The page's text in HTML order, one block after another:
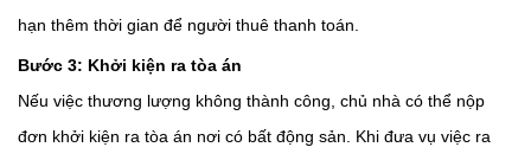
hạn thêm thời gian để người thuê thanh toán.
Bước 3: Khởi kiện ra tòa án
Nếu việc thương lượng không thành công, chủ nhà có thể nộp
đơn khởi kiện ra tòa án nơi có bất động sản. Khi đưa vụ việc ra